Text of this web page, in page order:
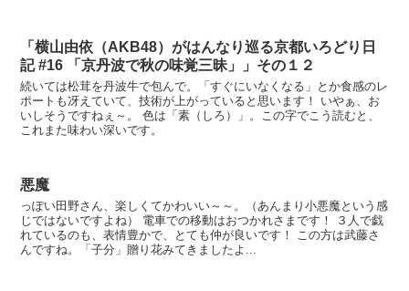
「横山由依（AKB48）がはんなり巡る京都いろどり日
記 #16 「京丹波で秋の味覚三昧」」その１２
続いては松茸を丹波牛で包んで。「すぐにいなくなる」とか食感のレ
ポートも冴えていて、技術が上がっていると思います！ いやぁ、お
いしそうですねぇ～。 色は「素（しろ）」。この字でこう読むと、
これまた味わい深いです。
悪魔
っぽい田野さん、楽しくてかわいい～～。（あんまり小悪魔という感
じではないですよね） 電車での移動はおつかれさまです！ ３人で戯
れているのも、表情豊かで、とても仲が良いです！ この方は武藤さ
んですね。「子分」贈り花みてきましたよ...